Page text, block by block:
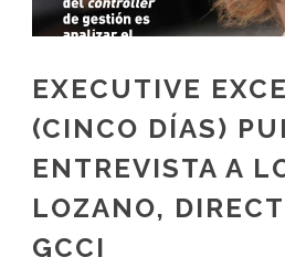
EXECUTIVE
(CINCO DÍAS)
ENTREVISTA A
LOZANO,
GCCI